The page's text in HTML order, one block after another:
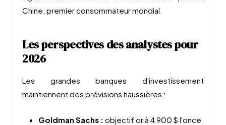
Chine, premier consommateur mondial.
Les perspectives des analystes pour
2026
Les grandes banques d'investissement
maintiennent des prévisions haussières :
Goldman Sachs : objectif or à 4 900 $ l'once